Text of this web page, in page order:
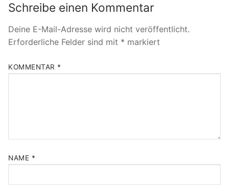
Schreibe einen Kommentar
Deine E-Mail-Adresse wird nicht veröffentlicht.
Erforderliche Felder sind mit * markiert
KOMMENTAR *
NAME *